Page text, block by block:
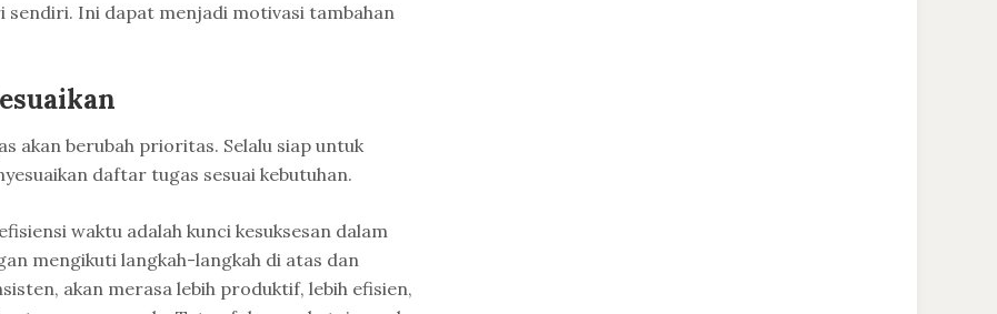
sendiri. Ini dapat menjadi motivasi tambahan
akan berubah prioritas. Selalu siap untuk
daftar tugas sesuai kebutuhan.
waktu adalah kunci kesuksesan dalam
mengikuti langkah-langkah di atas dan
akan merasa lebih produktif, lebih efisien,